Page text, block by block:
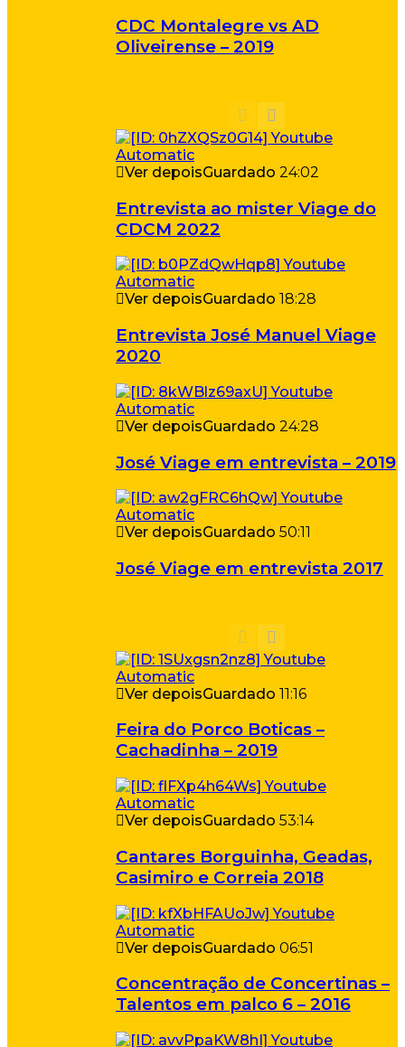
CDC Montalegre vs AD
Oliveirense – 2019
Ver depoisGuardado 24:02
Entrevista ao mister Viage do
CDCM 2022
Ver depoisGuardado 18:28
Entrevista José Manuel Viage
2020
Ver depoisGuardado 24:28
José Viage em entrevista – 2019
Ver depoisGuardado 50:11
José Viage em entrevista 2017
Ver depoisGuardado 11:16
Feira do Porco Boticas –
Cachadinha – 2019
Ver depoisGuardado 53:14
Cantares Borguinha, Geadas,
Casimiro e Correia 2018
Ver depoisGuardado 06:51
Concentração de Concertinas –
Talentos em palco 6 – 2016